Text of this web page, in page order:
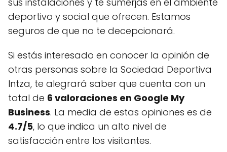
deportivo y social que ofrecen. Estamos
seguros de que no te decepcionará.
Si estás interesado en conocer la opinión de
otras personas sobre la Sociedad Deportiva
Intza, te alegrará saber que cuenta con un
total de 6 valoraciones en Google My
Business. La media de estas opiniones es de
4.7/5, lo que indica un alto nivel de
satisfacción entre los visitantes.